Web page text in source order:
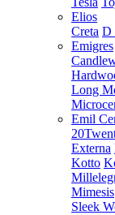
Elios
Creta
Emigres
Long
Emil
Externa
Kotto
Mimesis
Sleek